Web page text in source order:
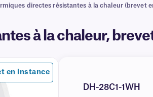
directes résistantes à la chaleur (brevet
à la chaleur,
en instance
DH-28C1-1WH